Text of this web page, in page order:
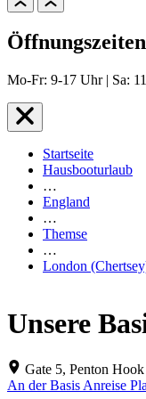
Mo-Fr: 9-17 Uhr | Sa:
Startseite
Hausbooturlaub
…
England
…
Themse
…
London
Unsere
Gate 5, Penton
An der Basis Anreise